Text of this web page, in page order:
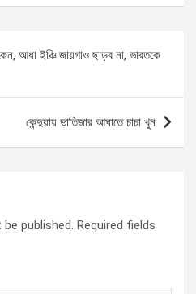
আধা ইঞ্চি জায়গাও ছাড়ব না, ভারতকে
কেন্দুয়ায় ভাতিজার আঘাতে চাচা খুন
published. Required fields